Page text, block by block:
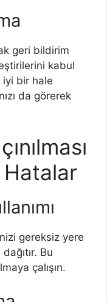
geri bildirim
kabul
iyi bir hale
da görerek
gereksiz yere
Bu
çalışın.